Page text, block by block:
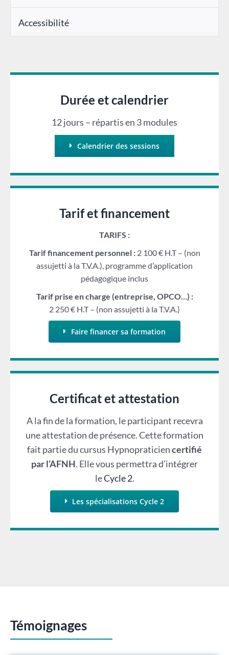
Accessibilité
Durée et calendrier
12 jours – répartis en 3 modules
Calendrier des sessions
Tarif et financement
TARIFS :
Tarif financement personnel : 2 100 € H.T – (non
assujetti à la T.V.A.), programme d’application
pédagogique inclus
Tarif prise en charge (entreprise, OPCO…) :
2 250 € H.T – (non assujetti à la T.V.A.)
Faire financer sa formation
Certificat et attestation
A la fin de la formation, le participant recevra
une attestation de présence. Cette formation
fait partie du cursus Hypnopraticiencertifié
par l’AFNH. Elle vous permettra d’intégrer
leCycle 2.
Les spécialisations Cycle 2
Témoignages